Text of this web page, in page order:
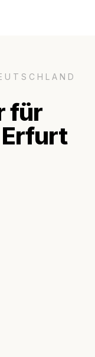
für